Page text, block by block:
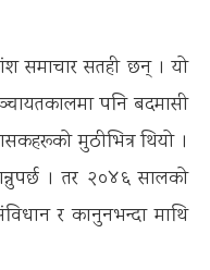
समाचार सतही छन् । यो
पनि बदमासी
मुठीभित्र थियो ।
। तर २०४६ सालको
र कानुनभन्दा माथि